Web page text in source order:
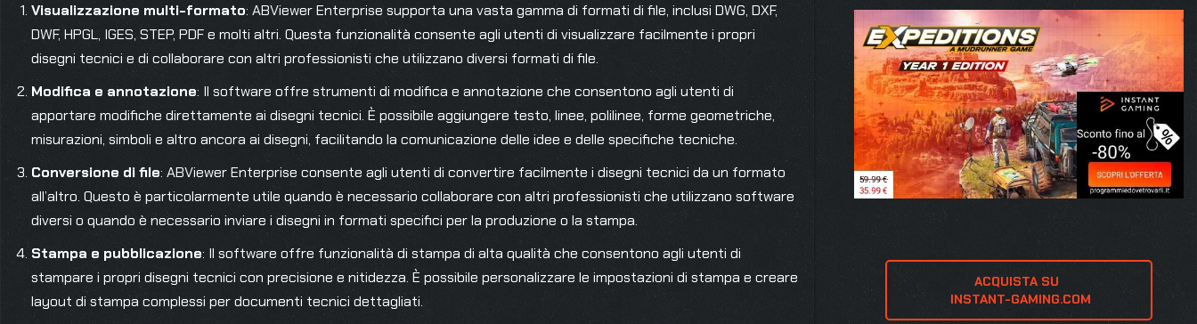
Visualizzazione multi-formato: ABViewer Enterprise supporta una vasta gamma di formati di file, inclusi DWG, DXF,
DWF, HPGL, IGES, STEP, PDF e molti altri. Questa funzionalità consente agli utenti di visualizzare facilmente i propri
disegni tecnici e di collaborare con altri professionisti che utilizzano diversi formati di file.
Modifica e annotazione: Il software offre strumenti di modifica e annotazione che consentono agli utenti di
apportare modifiche direttamente ai disegni tecnici. È possibile aggiungere testo, linee, polilinee, forme geometriche,
misurazioni, simboli e altro ancora ai disegni, facilitando la comunicazione delle idee e delle specifiche tecniche.
Conversione di file: ABViewer Enterprise consente agli utenti di convertire facilmente i disegni tecnici da un formato
all’altro. Questo è particolarmente utile quando è necessario collaborare con altri professionisti che utilizzano software
diversi o quando è necessario inviare i disegni in formati specifici per la produzione o la stampa.
Stampa e pubblicazione: Il software offre funzionalità di stampa di alta qualità che consentono agli utenti di
stampare i propri disegni tecnici con precisione e nitidezza. È possibile personalizzare le impostazioni di stampa e creare
layout di stampa complessi per documenti tecnici dettagliati.
ACQUISTA SU
INSTANT-GAMING.COM